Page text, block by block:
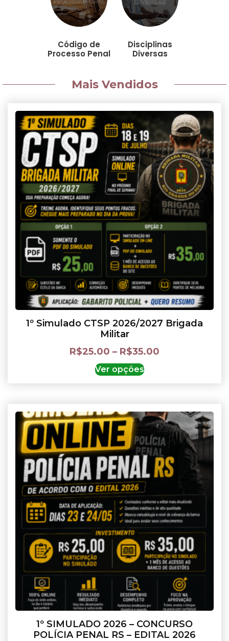
Código de
Processo Penal
Disciplinas
Diversas
Mais Vendidos
1º Simulado CTSP 2026/2027 Brigada
Militar
R$25.00 – R$35.00
Ver opções
1º SIMULADO 2026 – CONCURSO
POLÍCIA PENAL RS – EDITAL 2026